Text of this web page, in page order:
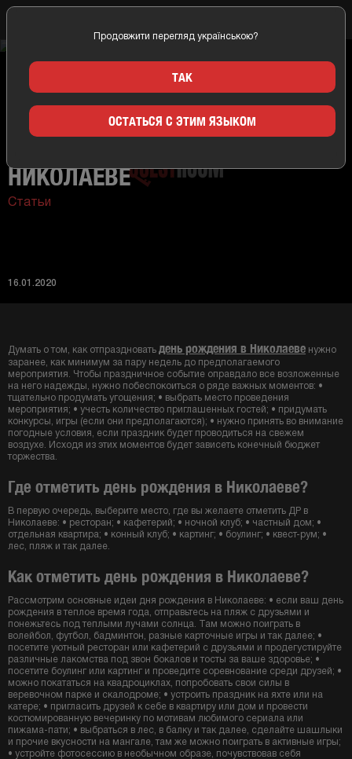
Как необычно отметить ДР в Николаеве
НИКОЛАЕВЕ
Статьи
16.01.2020
Думать о том, как отпраздновать день рождения в Николаеве нужно
заранее, как минимум за пару недель до предполагаемого
мероприятия. Чтобы праздничное событие оправдало все возложенные
на него надежды, нужно побеспокоиться о ряде важных моментов: •
тщательно продумать угощения; • выбрать место проведения
мероприятия; • учесть количество приглашенных гостей; • придумать
конкурсы, игры (если они предполагаются); • нужно принять во внимание
погодные условия, если праздник будет проводиться на свежем
воздухе. Исходя из этих моментов будет зависеть конечный бюджет
торжества.
Где отметить день рождения в Николаеве?
В первую очередь, выберите место, где вы желаете отметить ДР в
Николаеве: • ресторан; • кафетерий; • ночной клуб; • частный дом; •
отдельная квартира; • конный клуб; • картинг; • боулинг; • квест-рум; •
лес, пляж и так далее.
Как отметить день рождения в Николаеве?
Рассмотрим основные идеи дня рождения в Николаеве: • если ваш день
рождения в теплое время года, отправьтесь на пляж с друзьями и
понежьтесь под теплыми лучами солнца. Там можно поиграть в
волейбол, футбол, бадминтон, разные карточные игры и так далее; •
посетите уютный ресторан или кафетерий с друзьями и продегустируйте
различные лакомства под звон бокалов и тосты за ваше здоровье; •
посетите боулинг или картинг и проведите соревнование среди друзей; •
можно покататься на квадроциклах, попробовать свои силы в
веревочном парке и скалодроме; • устроить праздник на яхте или на
катере; • пригласить друзей к себе в квартиру или дом и провести
костюмированную вечеринку по мотивам любимого сериала или
пижама-пати; • выбраться в лес, в балку и так далее, сделайте шашлыки
и прочие вкусности на мангале, там же можно поиграть в активные игры;
• устройте фотосессию в необычном образе, почувствовав себя
Продовжити перегляд українською?
ТАК
ОСТАТЬСЯ С ЭТИМ ЯЗЫКОМ